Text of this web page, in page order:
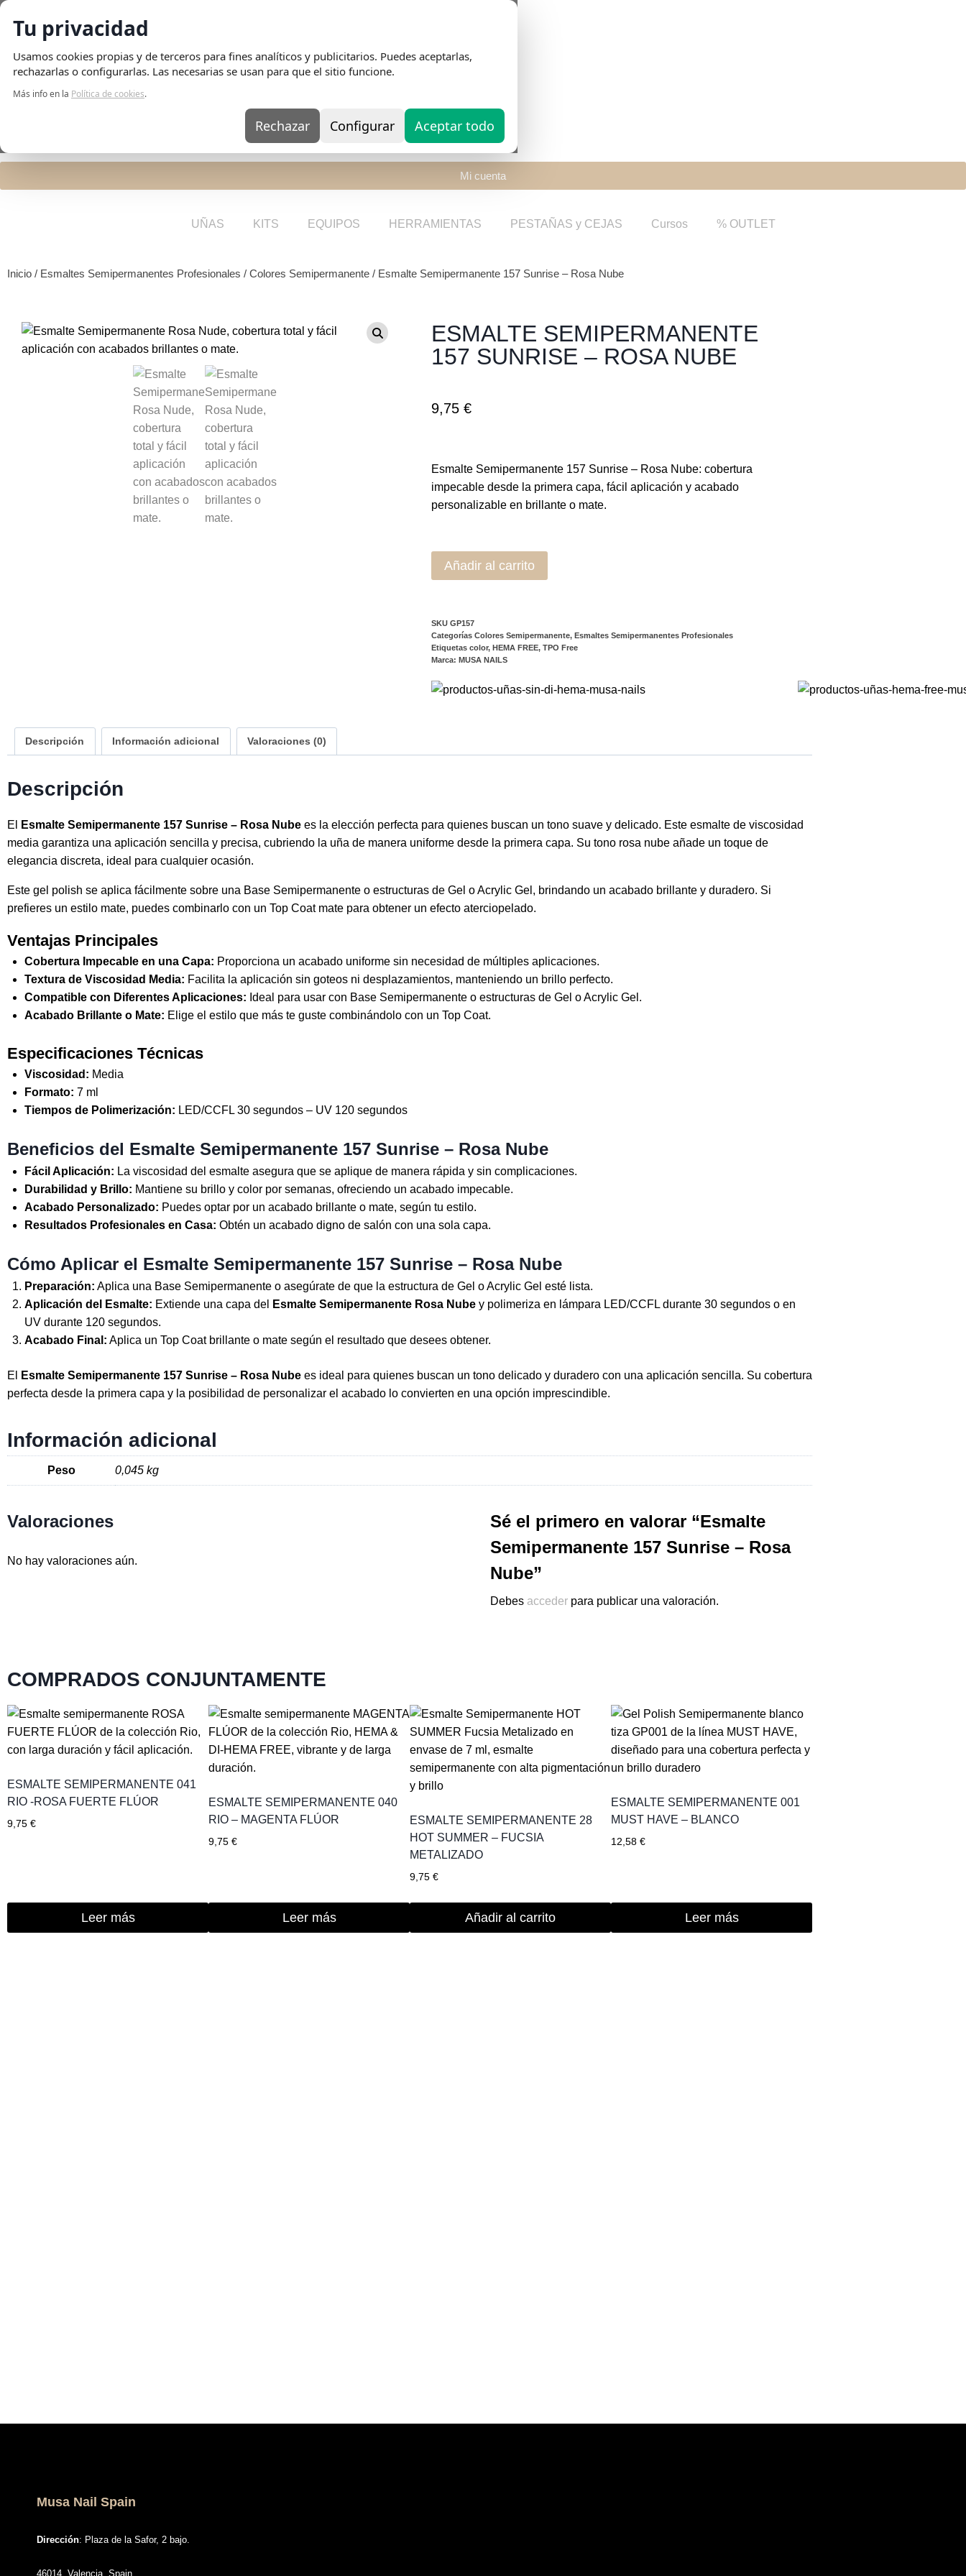
Tu privacidad
Usamos cookies propias y de terceros para fines analíticos y publicitarios. Puedes aceptarlas,
rechazarlas o configurarlas. Las necesarias se usan para que el sitio funcione.
Más info en la Política de cookies.
Rechazar Configurar Aceptar todo
Envio Gratisen pedidos superiores a 75€ | Entrega en 24H
Mi cuenta
UÑAS KITS EQUIPOS HERRAMIENTAS PESTAÑAS y CEJAS Cursos % OUTLET
Inicio / Esmaltes Semipermanentes Profesionales / Colores Semipermanente / Esmalte Semipermanente 157 Sunrise – Rosa Nube
ESMALTE SEMIPERMANENTE
157 SUNRISE – ROSA NUBE
9,75 €
Esmalte Semipermanente 157 Sunrise – Rosa Nube: cobertura
impecable desde la primera capa, fácil aplicación y acabado
personalizable en brillante o mate.
Añadir al carrito
SKU GP157
Categorías Colores Semipermanente, Esmaltes Semipermanentes Profesionales
Etiquetas color, HEMA FREE, TPO Free
Marca: MUSA NAILS
Descripción Información adicional Valoraciones (0)
Descripción
El Esmalte Semipermanente 157 Sunrise – Rosa Nube es la elección perfecta para quienes buscan un tono suave y delicado. Este esmalte de viscosidad
media garantiza una aplicación sencilla y precisa, cubriendo la uña de manera uniforme desde la primera capa. Su tono rosa nube añade un toque de
elegancia discreta, ideal para cualquier ocasión.
Este gel polish se aplica fácilmente sobre una Base Semipermanente o estructuras de Gel o Acrylic Gel, brindando un acabado brillante y duradero. Si
prefieres un estilo mate, puedes combinarlo con un Top Coat mate para obtener un efecto aterciopelado.
Ventajas Principales
Cobertura Impecable en una Capa: Proporciona un acabado uniforme sin necesidad de múltiples aplicaciones.
Textura de Viscosidad Media: Facilita la aplicación sin goteos ni desplazamientos, manteniendo un brillo perfecto.
Compatible con Diferentes Aplicaciones: Ideal para usar con Base Semipermanente o estructuras de Gel o Acrylic Gel.
Acabado Brillante o Mate: Elige el estilo que más te guste combinándolo con un Top Coat.
Especificaciones Técnicas
Viscosidad: Media
Formato: 7 ml
Tiempos de Polimerización: LED/CCFL 30 segundos – UV 120 segundos
Beneficios del Esmalte Semipermanente 157 Sunrise – Rosa Nube
Fácil Aplicación: La viscosidad del esmalte asegura que se aplique de manera rápida y sin complicaciones.
Durabilidad y Brillo: Mantiene su brillo y color por semanas, ofreciendo un acabado impecable.
Acabado Personalizado: Puedes optar por un acabado brillante o mate, según tu estilo.
Resultados Profesionales en Casa: Obtén un acabado digno de salón con una sola capa.
Cómo Aplicar el Esmalte Semipermanente 157 Sunrise – Rosa Nube
Preparación: Aplica una Base Semipermanente o asegúrate de que la estructura de Gel o Acrylic Gel esté lista.
Aplicación del Esmalte: Extiende una capa del Esmalte Semipermanente Rosa Nube y polimeriza en lámpara LED/CCFL durante 30 segundos o en
UV durante 120 segundos.
Acabado Final: Aplica un Top Coat brillante o mate según el resultado que desees obtener.
El Esmalte Semipermanente 157 Sunrise – Rosa Nube es ideal para quienes buscan un tono delicado y duradero con una aplicación sencilla. Su cobertura
perfecta desde la primera capa y la posibilidad de personalizar el acabado lo convierten en una opción imprescindible.
Información adicional
Peso 0,045 kg
Valoraciones
No hay valoraciones aún.
Sé el primero en valorar “Esmalte
Semipermanente 157 Sunrise – Rosa
Nube”
Debes acceder para publicar una valoración.
COMPRADOS CONJUNTAMENTE
ESMALTE SEMIPERMANENTE 041
RIO -ROSA FUERTE FLÚOR
9,75 €
Leer más
ESMALTE SEMIPERMANENTE 040
RIO – MAGENTA FLÚOR
9,75 €
Leer más
ESMALTE SEMIPERMANENTE 28
HOT SUMMER – FUCSIA
METALIZADO
9,75 €
Añadir al carrito
ESMALTE SEMIPERMANENTE 001
MUST HAVE – BLANCO
12,58 €
Leer más
Musa Nail Spain
Dirección: Plaza de la Safor, 2 bajo.
46014, Valencia, Spain